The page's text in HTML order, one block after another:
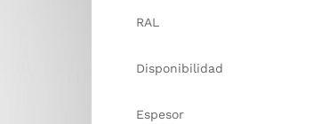
RAL
Disponibilidad
Espesor